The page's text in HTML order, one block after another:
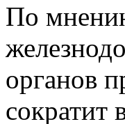
По
органов
сократит